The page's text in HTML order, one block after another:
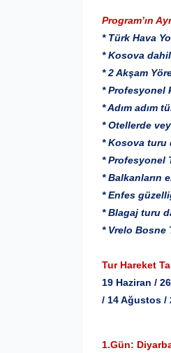
Program’ın
* Türk Hava
* Kosova
* 2 Akşam
* Profesyonel
* Adım adım
* Otellerde
* Kosova turu
* Profesyonel
* Balkanların
* Enfes
* Blagaj turu
* Vrelo Bosne
Tur Hareket
19 Haziran /
/ 14 Ağustos /
1.Gün: